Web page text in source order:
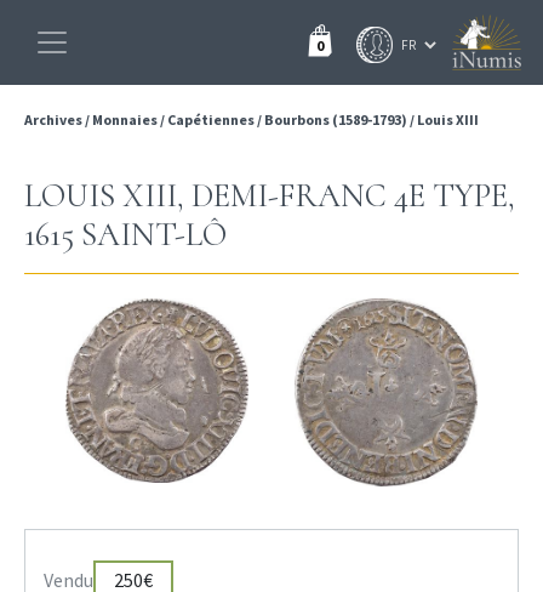
0
Archives/ Monnaies/ Capétiennes/ Bourbons (1589-1793) / Louis XIII
LOUIS XIII, DEMI-FRANC 4E TYPE,
1615 SAINT-LÔ
Vendu 250€